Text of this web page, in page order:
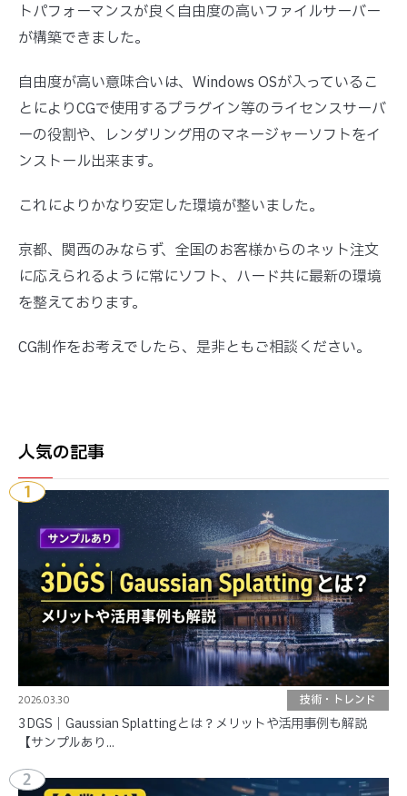
トパフォーマンスが良く自由度の高いファイルサーバー
が構築できました。
自由度が高い意味合いは、Windows OSが入っているこ
とによりCGで使用するプラグイン等のライセンスサーバ
ーの役割や、レンダリング用のマネージャーソフトをイ
ンストール出来ます。
これによりかなり安定した環境が整いました。
京都、関西のみならず、全国のお客様からのネット注文
に応えられるように常にソフト、ハード共に最新の環境
を整えております。
CG制作をお考えでしたら、是非ともご相談ください。
人気の記事
2026.03.30 技術・トレンド
3DGS｜Gaussian Splattingとは？メリットや活用事例も解説
【サンプルあり...
1
2